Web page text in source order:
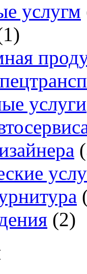
услугм
услуги
(2)